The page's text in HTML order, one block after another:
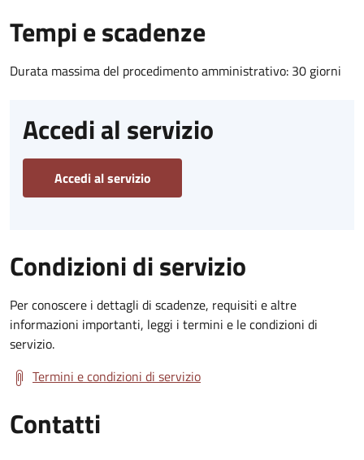
Tempi e scadenze
Durata massima del procedimento amministrativo: 30 giorni
Accedi al servizio
Accedi al servizio
Condizioni di servizio
Per conoscere i dettagli di scadenze, requisiti e altre
informazioni importanti, leggi i termini e le condizioni di
servizio.
Termini e condizioni di servizio
Contatti